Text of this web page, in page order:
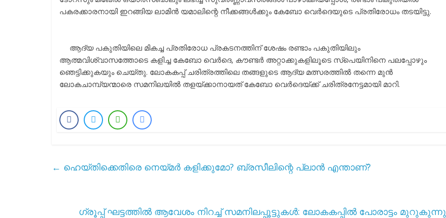
പകരക്കാരനായി ഇറങ്ങിയ ലാമിൻ യമാലിന്റെ നീക്കങ്ങൾക്കും കേബോ വെർദെയുടെ പ്രതിരോധം തടയിട്ടു.
ആദ്യ പകുതിയിലെ മികച്ച പ്രതിരോധ പ്രകടനത്തിന് ശേഷം രണ്ടാം പകുതിയിലും
ആത്മവിശ്വാസത്തോടെ കളിച്ച കേബോ വെർദെ, കൗണ്ടർ അറ്റാക്കുകളിലൂടെ സ്പെയിനിനെ പലപ്പോഴും
ഞെട്ടിക്കുകയും ചെയ്തു. ലോകകപ്പ് ചരിത്രത്തിലെ തങ്ങളുടെ ആദ്യ മത്സരത്തിൽ തന്നെ മുൻ
ലോകചാമ്പ്യന്മാരെ സമനിലയിൽ തളയ്ക്കാനായത് കേബോ വെർദെയ്ക്ക് ചരിത്രനേട്ടമായി മാറി.
← ഹെയ്തിക്കെതിരെ നെയ്മർ കളിക്കുമോ? ബ്രസീലിന്റെ പ്ലാൻ എന്താണ്?
ഗ്രൂപ്പ് ഘട്ടത്തിൽ ആവേശം നിറച്ച് സമനിലപ്പൂട്ടുകൾ: ലോകകപ്പിൽ പോരാട്ടം മുറുകുന്നു